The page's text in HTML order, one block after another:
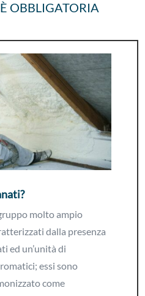
OBBLIGATORIA
molto ampio
dalla presenza
ed un’unità di
essi sono
come